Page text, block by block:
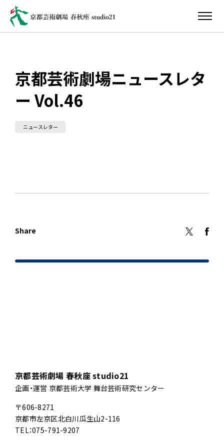
京都芸術劇場ニュースレタ
ー Vol.46
ニュースレター
Share
京都芸術劇場 春秋座 studio21
企画・運営 京都芸術大学 舞台芸術研究センター
〒606-8271
京都市左京区北白川瓜生山2-116
TEL：075-791-9207